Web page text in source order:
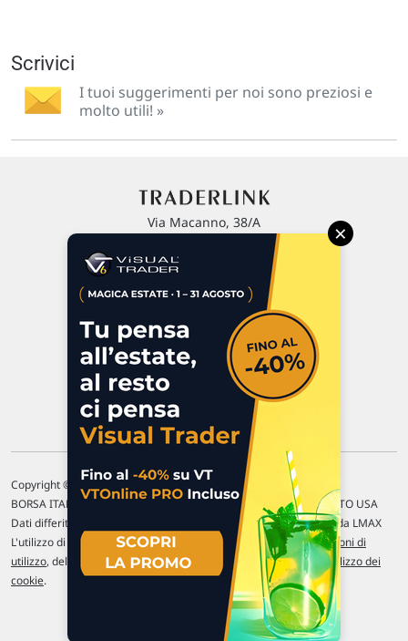
Scrivici
I tuoi suggerimenti per noi sono preziosi e
molto utili! »
Via Macanno, 38/A
P.IVA 02 452 460 401
Commenti e segnalazioni
Contattaci
Copyright © 1996-2026 Traderlink Italia s.r.l.
BORSA ITALIANA Quotazioni di borsa differite di 15 min. / MERCATO USA
Dati differiti di 15 min. (fonte Intrinio) / FOREX Quotazioni fornite da LMAX
L'utilizzo di questo sito implica l'accettazione delle nostre Condizioni di
utilizzo, del Disclaimer MAR, dellePolitiche sulla privacye dell' Utilizzo dei
cookie.
×